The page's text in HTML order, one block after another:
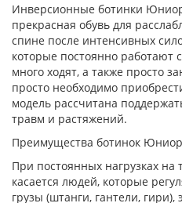
Инверсионные ботинки
прекрасная обувь для
спине после интенсивных
которые постоянно
много ходят, а также просто
просто необходимо
модель рассчитана
травм и растяжений.
Преимущества ботинок
При постоянных нагрузках на
касается людей, которые
грузы (штанги, гантели,